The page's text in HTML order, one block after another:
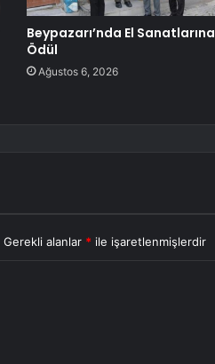
Beypazarı’nda El Sanatlarına
Ödül
Ağustos 6, 2026
Gerekli alanlar * ile işaretlenmişlerdir